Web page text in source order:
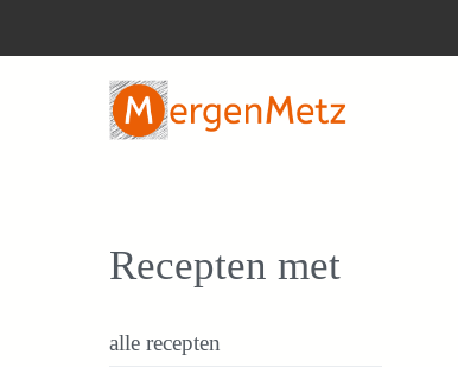
Recepten met
alle recepten